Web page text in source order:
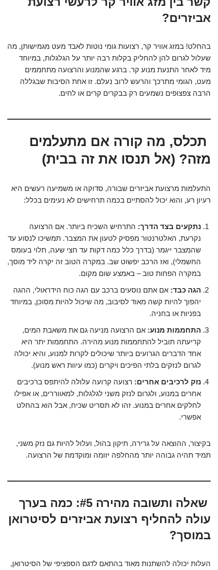
אביזרים?
בהחלט! במזג אוויר קר, רצועות גומי נוטות לאבד מעט מגמישותן, מה
שעלול לגרום להן להחליק בקלות רבה יותר על הגלגלות, במיוחד
מיד לאחר התנעת מנוע קר. ברגע שהמנוע והרצועה מתחממים
מעט, הגומי מתרכך והרעש לרוב נעלם. זו אחת הסיבות שבגללה
הרבה צפצופים נשמעים רק בבקרים קרים או לחים.
תכלס, מה קורה אם מתעלמים
מזה? (אל תנסו את זה בבית)
התעלמות מרצועת אביזרים שבורה, סדוקה או משמיעה רעשים היא
רעיון רע, והוא יכול להסתיים בכמה תרחישים לא נעימים בכלל:
נתקעים בצד הדרך: התרחיש השכיח ביותר. אם הרצועה
נקרעת, האלטרנטור מפסיק לטעון את המצבר. תמשיכו לנסוע עד
שהמצבר ייגמר (בדרך כלל כמה דקות עד חצי שעה, תלוי בעומס
החשמלי), ואז הרכב יפשוט שב. במקרה הטוב זה יקרה ליד מוסך,
במקרה הפחות טוב – באמצע שום מקום.
הגה כבד: אם אתם נוסעים ברכב עם הגה כוח הידראולי, ההגה
יהפוך להיות קשה מאוד לסיבוב, מה שיכול להיות מסוכן, במיוחד
בפניות או בחניה.
התחממות מנוע: אם הרצועה מניעה גם את משאבת המים,
קריעתה תוביל להתחממות מנוע מהירה. התחממות יתר היא
אחד הדברים הגרועים ביותר שיכולים לקרות למנוע, והיא יכולה
לגרום לנזקים בלתי הפיכים ויקרים (כמו עיוות ראש מנוע).
נזק לרכיבים אחרים: רצועה קרועה עלולה להיתפס ברכיבים
אחרים במנוע, ולגרום לנזק משני לגלגלות, למאווררים, או אפילו
לחלקים אחרים במנוע. זהו לא תסריט שכיח, אבל הוא בהחלט
אפשרי.
בקיצור, ההוצאה על גרירה, תיקון בהול, ועלול להיות גם נזק משני,
תמיד תהיה גבוהה יותר מהחלפה יזומה ומוקדמת של הרצועה.
שאלה ותשובה מהירה #5: כמה בערך
עולה להחליף רצועת אביזרים לסיטרואן
במוסך?
העלות יכולה להשתנות מאוד בהתאם לדגם הספציפי של הסיטרואן,